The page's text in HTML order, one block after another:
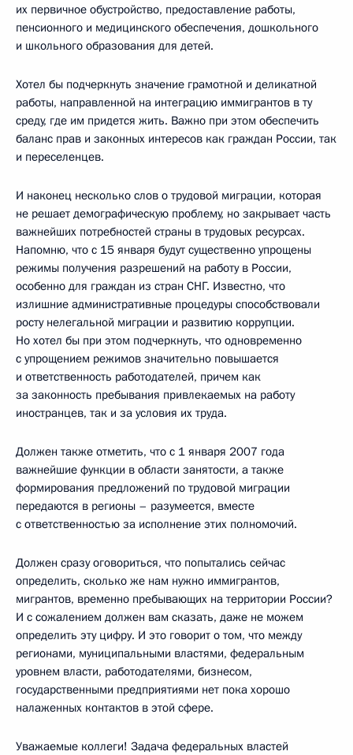
их первичное обустройство, предоставление работы,
пенсионного и медицинского обеспечения, дошкольного
и школьного образования для детей.
Хотел бы подчеркнуть значение грамотной и деликатной
работы, направленной на интеграцию иммигрантов в ту
среду, где им придется жить. Важно при этом обеспечить
баланс прав и законных интересов как граждан России, так
и переселенцев.
И наконец несколько слов о трудовой миграции, которая
не решает демографическую проблему, но закрывает часть
важнейших потребностей страны в трудовых ресурсах.
Напомню, что с 15 января будут существенно упрощены
режимы получения разрешений на работу в России,
особенно для граждан из стран СНГ. Известно, что
излишние административные процедуры способствовали
росту нелегальной миграции и развитию коррупции.
Но хотел бы при этом подчеркнуть, что одновременно
с упрощением режимов значительно повышается
и ответственность работодателей, причем как
за законность пребывания привлекаемых на работу
иностранцев, так и за условия их труда.
Должен также отметить, что с 1 января 2007 года
важнейшие функции в области занятости, а также
формирования предложений по трудовой миграции
передаются в регионы – разумеется, вместе
с ответственностью за исполнение этих полномочий.
Должен сразу оговориться, что попытались сейчас
определить, сколько же нам нужно иммигрантов,
мигрантов, временно пребывающих на территории России?
И с сожалением должен вам сказать, даже не можем
определить эту цифру. И это говорит о том, что между
регионами, муниципальными властями, федеральным
уровнем власти, работодателями, бизнесом,
государственными предприятиями нет пока хорошо
налаженных контактов в этой сфере.
Уважаемые коллеги! Задача федеральных властей